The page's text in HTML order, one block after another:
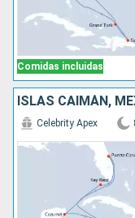
Comidas incluidas
Celebrity Apex